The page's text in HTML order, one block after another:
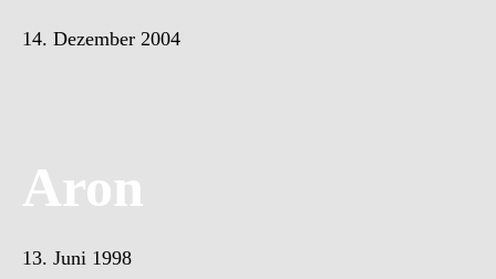
14. Dezember 2004
Aron
13. Juni 1998